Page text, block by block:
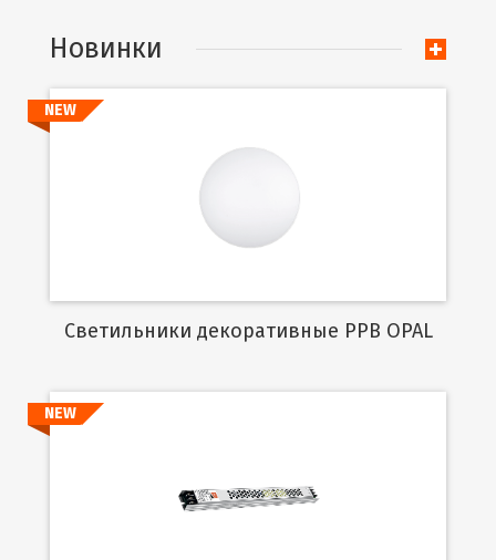
Новинки
NEW
Cветильники декоративные PPB OPAL
Подробнее
NEW